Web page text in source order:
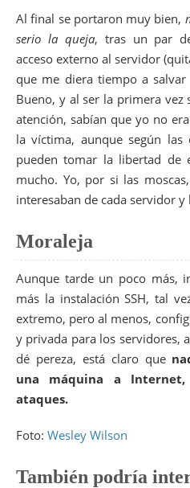
Al final se portaron muy bien,
serio la queja, tras un par
acceso externo al servidor
que me diera tiempo a
Bueno, y al ser la primera
atención, sabían que yo no
la víctima, aunque según las
pueden tomar la libertad de
mucho. Yo, por si las
interesaban de cada servidor y
Moraleja
Aunque tarde un poco más,
más la instalación SSH, tal
extremo, pero al menos,
y privada para los servidores,
dé pereza, está claro que
una máquina a
ataques.
Foto: Wesley Wilson
También podría